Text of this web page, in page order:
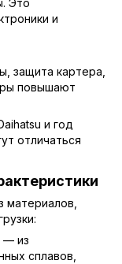
и
защита картера,
повышают
и год
отличаться
материалов,
— из
сплавов,